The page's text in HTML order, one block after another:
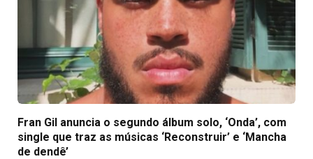
Fran Gil anuncia o segundo álbum solo, ‘Onda’, com
single que traz as músicas ‘Reconstruir’ e ‘Mancha
de dendê’